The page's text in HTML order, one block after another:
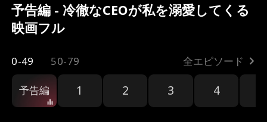
予告編 - 冷徹なCEOが私を溺愛してくる
映画フル
0-49 50-79 全エピソード
予告編 1 2 3 4